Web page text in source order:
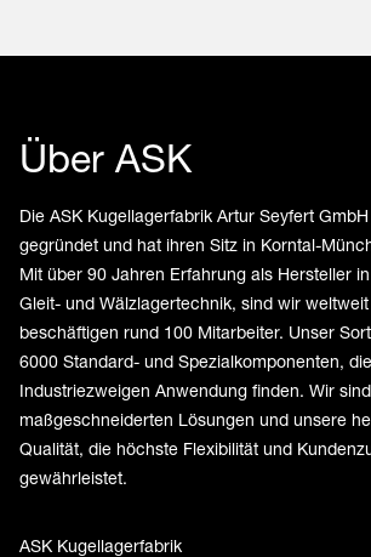
Über ASK
Die ASK Kugellagerfabrik Artur Seyfert
gegründet und hat ihren Sitz in Korntal-
Mit über 90 Jahren Erfahrung als Hersteller
Gleit- und Wälzlagertechnik, sind wir
beschäftigen rund 100 Mitarbeiter. Unser
6000 Standard- und Spezialkomponenten,
Industriezweigen Anwendung finden. Wir
maßgeschneiderten Lösungen und unsere
Qualität, die höchste Flexibilität und
gewährleistet.
ASK Kugellagerfabrik